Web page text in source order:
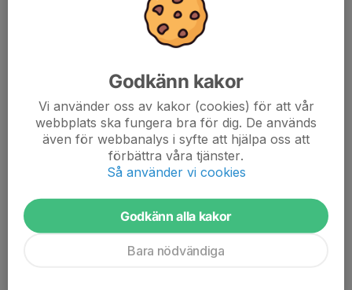
I år erbjuder vi T-tröja istället för keps. Välj mellan vit eller svart
med motsvarande tryck. Beställ din färg och storlek till
Godkänn kakor
Vi använder oss av kakor (cookies) för att vår
webbplats ska fungera bra för dig. De används
även för webbanalys i syfte att hjälpa oss att
förbättra våra tjänster.
Så använder vi cookies
Godkänn alla kakor
Bara nödvändiga